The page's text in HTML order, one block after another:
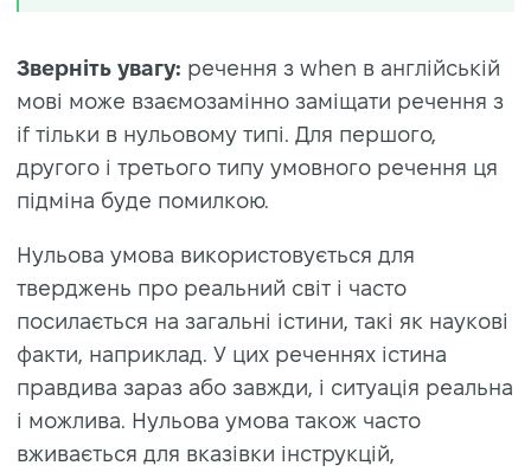
Зверніть увагу: речення з when в англійській
мові може взаємозамінно заміщати речення з
if тільки в нульовому типі. Для першого,
другого і третього типу умовного речення ця
підміна буде помилкою.
Нульова умова використовується для
тверджень про реальний світ і часто
посилається на загальні істини, такі як наукові
факти, наприклад. У цих реченнях істина
правдива зараз або завжди, і ситуація реальна
і можлива. Нульова умова також часто
вживається для вказівки інструкцій,